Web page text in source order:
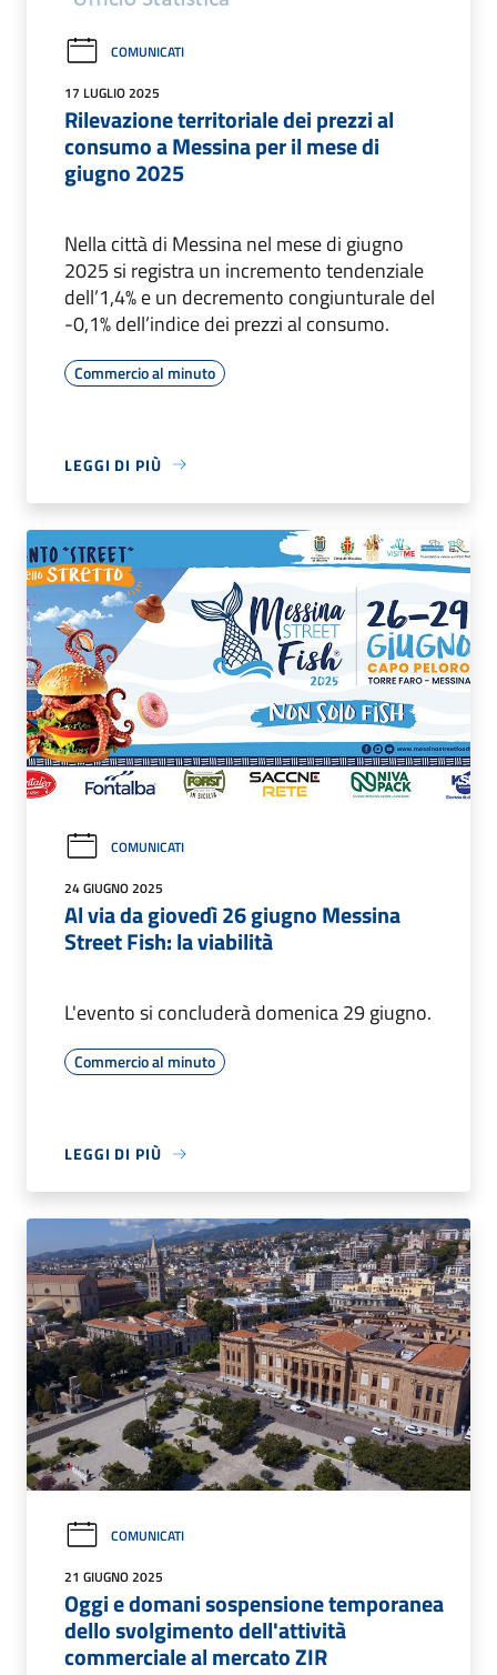
COMUNICATI
17 LUGLIO 2025
Rilevazione territoriale dei prezzi al
consumo a Messina per il mese di
giugno 2025
Nella città di Messina nel mese di giugno
2025 si registra un incremento tendenziale
dell’1,4% e un decremento congiunturale del
-0,1% dell’indice dei prezzi al consumo.
Commercio al minuto
LEGGI DI PIÙ
COMUNICATI
24 GIUGNO 2025
Al via da giovedì 26 giugno Messina
Street Fish: la viabilità
L'evento si concluderà domenica 29 giugno.
Commercio al minuto
LEGGI DI PIÙ
COMUNICATI
21 GIUGNO 2025
Oggi e domani sospensione temporanea
dello svolgimento dell'attività
commerciale al mercato ZIR